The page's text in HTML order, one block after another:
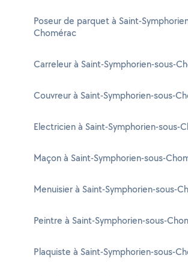
Poseur de parquet à Saint-
Chomérac
Carreleur à Saint-Symphorien-sous-
Couvreur à Saint-Symphorien-sous-
Electricien à Saint-Symphorien-sous-
Maçon à Saint-Symphorien-sous-
Menuisier à Saint-Symphorien-sous-
Peintre à Saint-Symphorien-sous-
Plaquiste à Saint-Symphorien-sous-